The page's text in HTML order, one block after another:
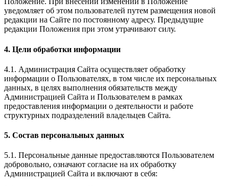
уведомляет об этом пользователей путем размещения новой
редакции на Сайте по постоянному адресу. Предыдущие
редакции Положения при этом утрачивают силу.
4. Цели обработки информации
4.1. Администрация Сайта осуществляет обработку
информации о Пользователях, в том числе их персональных
данных, в целях выполнения обязательств между
Администрацией Сайта и Пользователем в рамках
предоставления информации о деятельности и работе
структурных подразделений владельцев Сайта.
5. Состав персональных данных
5.1. Персональные данные предоставляются Пользователем
добровольно, означают согласие на их обработку
Администрацией Сайта и включают в себя: